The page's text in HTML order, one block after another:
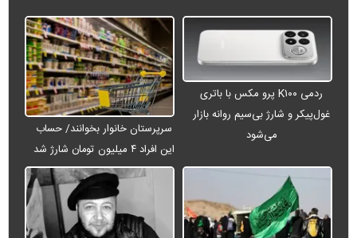
ردمی K۱۰۰ پرو مکس با باتری
غول‌پیکر و شارژ بی‌سیم روانه بازار
می‌شود
سرپرستان خانوار بخوانند/ حساب
این افراد ۴ میلیون تومان شارژ شد